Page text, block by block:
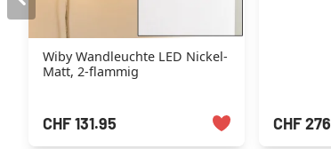
Wiby Wandleuchte LED Nickel-
Matt, 2-flammig
CHF 131.95 CHF